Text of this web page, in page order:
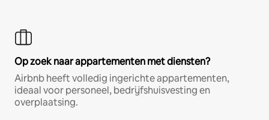
Op zoek naar appartementen met diensten?
Airbnb heeft volledig ingerichte appartementen,
ideaal voor personeel, bedrijfshuisvesting en
overplaatsing.